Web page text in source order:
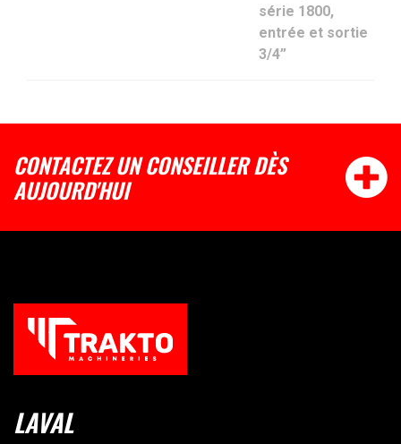
série 1800,
entrée et sortie
3/4”
CONTACTEZ UN CONSEILLER DÈS
AUJOURD'HUI
LAVAL